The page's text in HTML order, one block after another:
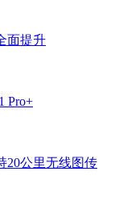
面提升
Pro+
20公里无线图传